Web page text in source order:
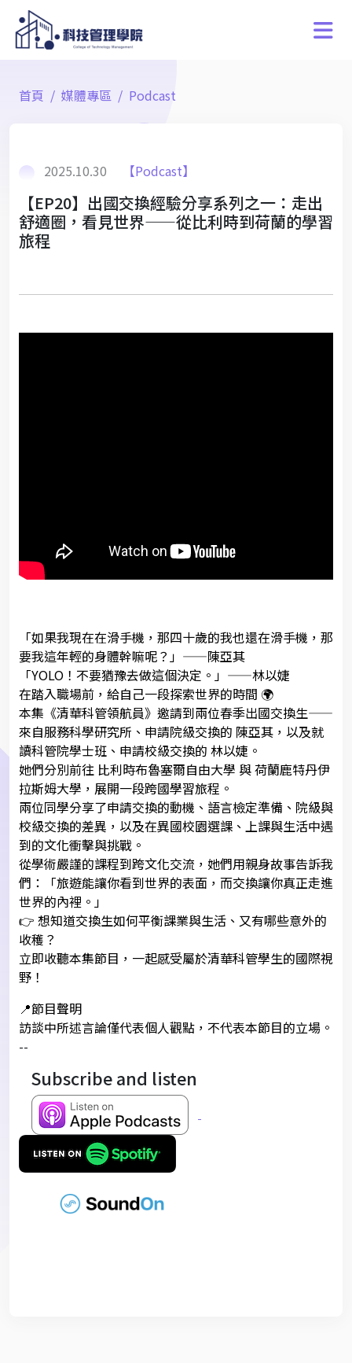
首頁 媒體專區 Podcast
2025.10.30 【Podcast】
【EP20】出國交換經驗分享系列之一：走出
舒適圈，看見世界——從比利時到荷蘭的學習
旅程
「如果我現在在滑手機，那四十歲的我也還在滑手機，那
要我這年輕的身體幹嘛呢？」——陳亞其
「YOLO！不要猶豫去做這個決定。」——林以婕
在踏入職場前，給自己一段探索世界的時間 🌍
本集《清華科管領航員》邀請到兩位春季出國交換生——
來自服務科學研究所、申請院級交換的 陳亞其，以及就
讀科管院學士班、申請校級交換的 林以婕。
她們分別前往 比利時布魯塞爾自由大學 與 荷蘭鹿特丹伊
拉斯姆大學，展開一段跨國學習旅程。
兩位同學分享了申請交換的動機、語言檢定準備、院級與
校級交換的差異，以及在異國校園選課、上課與生活中遇
到的文化衝擊與挑戰。
從學術嚴謹的課程到跨文化交流，她們用親身故事告訴我
們：「旅遊能讓你看到世界的表面，而交換讓你真正走進
世界的內裡。」
👉 想知道交換生如何平衡課業與生活、又有哪些意外的
收穫？
立即收聽本集節目，一起感受屬於清華科管學生的國際視
野！
📍節目聲明
訪談中所述言論僅代表個人觀點，不代表本節目的立場。
--
Subscribe and listen